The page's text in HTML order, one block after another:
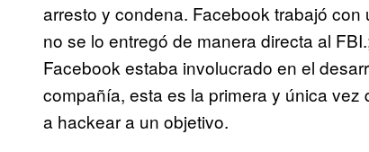
arresto y condena. Facebook trabajó
no se lo entregó de manera directa al
Facebook estaba involucrado en el
compañía, esta es la primera y única
a hackear a un objetivo.